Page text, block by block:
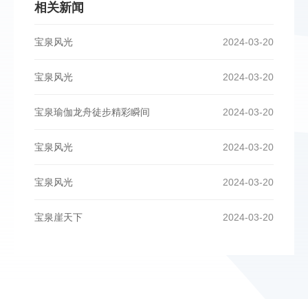
相关新闻
2024-03-20
宝泉风光
2024-03-20
宝泉风光
2024-03-20
宝泉瑜伽龙舟徒步精彩瞬间
2024-03-20
宝泉风光
2024-03-20
宝泉风光
2024-03-20
宝泉崖天下